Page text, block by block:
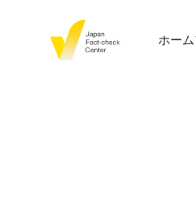
ホーム